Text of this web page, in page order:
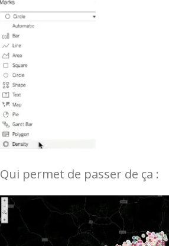
Qui permet de passer de ça :